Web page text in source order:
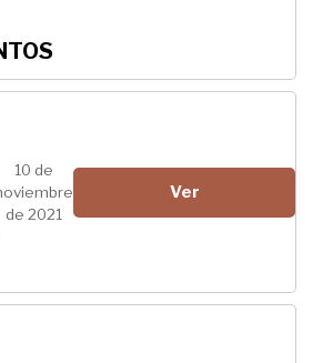
10 de
de 2021
Ver